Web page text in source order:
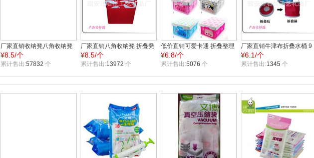
厂家直销收纳凳八角收纳凳
四角收纳凳虎纹皮凳无纺布
收纳凳
¥8.5/个
累计售出:57832 个
厂家直销八角收纳凳 折叠凳
款式多 颜色齐全可加印
LOGO
¥8.5/个
累计售出:13972 个
低价直销可爱卡通 折叠整理
盒 收纳盒塑料 整理盒 六种
颜色
¥6.8/个
累计售出:5076 个
厂家直销牛津布折叠水桶 9
升 11升汽车水桶可加印广告
¥6.1/个
累计售出:1345 个